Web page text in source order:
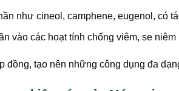
như cineol, camphene, eugenol, có
vào các hoạt tính chống viêm, se
đồng, tạo nên những công dụng đa